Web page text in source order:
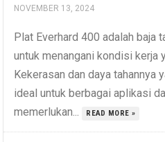
NOVEMBER 13, 2024
Plat Everhard 400 adalah baja
untuk menangani kondisi kerja
Kekerasan dan daya tahannya
ideal untuk berbagai aplikasi
memerlukan...
READ MORE »